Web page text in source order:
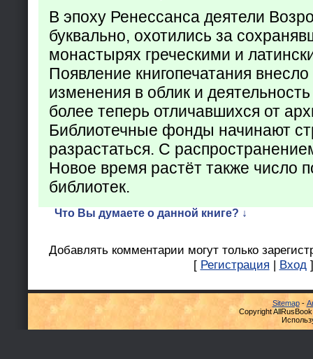
В эпоху Ренессанса деятели
буквально, охотились за
монастырях греческими и
Появление книгопечатания
изменения в облик и
более теперь отличавшихся от
Библиотечные фонды начинают
разрастаться. С
Новое время растёт также число
библиотек.
Что Вы думаете о данной книге? ↓
Добавлять комментарии могут только
[ Регистрация | Вход ]
Sitemap-
Copyright